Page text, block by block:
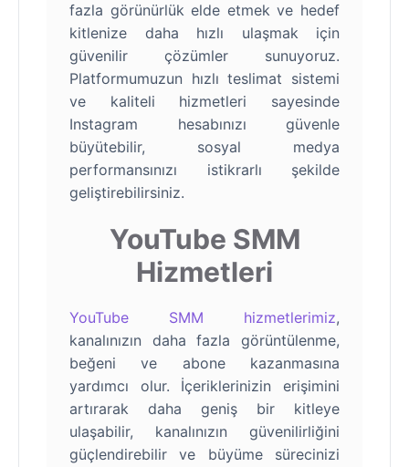
fazla görünürlük elde etmek ve hedef
kitlenize daha hızlı ulaşmak için
güvenilir çözümler sunuyoruz.
Platformumuzun hızlı teslimat sistemi
ve kaliteli hizmetleri sayesinde
Instagram hesabınızı güvenle
büyütebilir, sosyal medya
performansınızı istikrarlı şekilde
geliştirebilirsiniz.
YouTube SMM
Hizmetleri
YouTube SMM hizmetlerimiz,
kanalınızın daha fazla görüntülenme,
beğeni ve abone kazanmasına
yardımcı olur. İçeriklerinizin erişimini
artırarak daha geniş bir kitleye
ulaşabilir, kanalınızın güvenilirliğini
güçlendirebilir ve büyüme sürecinizi